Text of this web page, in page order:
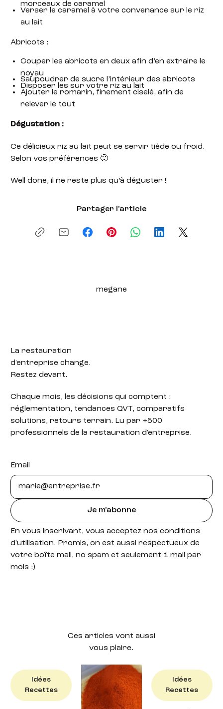
morceaux de caramel
Verser le caramel à votre convenance sur le riz
au lait
Abricots :
Couper les abricots en deux afin d’en extraire le
noyau
Saupoudrer de sucre l’intérieur des abricots
Disposer les sur votre riz au lait
Ajouter le romarin, finement ciselé, afin de
relever le tout
Dégustation :
Ce délicieux riz au lait peut se servir tiède ou froid.
Selon vos préférences 🙂
Well done, il ne reste plus qu’à déguster !
Partager l'article
megane
La restauration
d'entreprise change.
Restez devant.
Chaque mois, les décisions qui comptent :
réglementation, tendances QVT, comparatifs
solutions, retours terrain. Lu par +500
professionnels de la restauration d'entreprise.
Email
Je m'abonne
En vous inscrivant, vous acceptez nos conditions
d'utilisation. Promis, on est aussi respectueux de
votre boîte mail, no spam et seulement 1 mail par
mois :)
Ces articles vont aussi
vous plaire.
Idées
Recettes
Idées
Recettes
Idées
Recettes